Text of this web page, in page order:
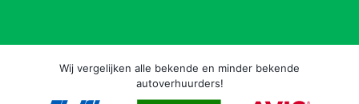
Wij vergelijken alle bekende en minder bekende
autoverhuurders!